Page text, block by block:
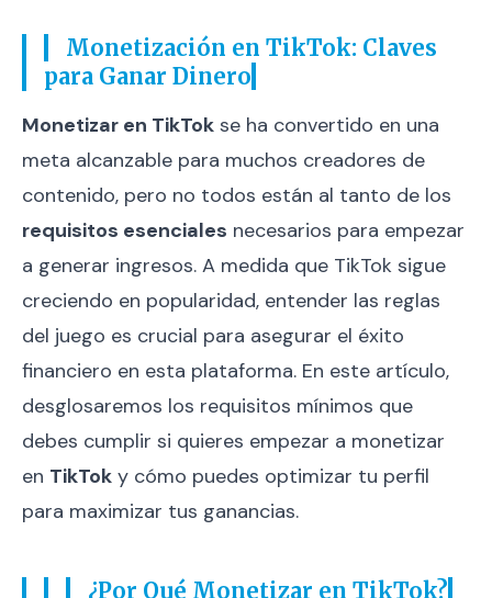
Monetización en TikTok: Claves
para Ganar Dinero
Monetizar en TikTok se ha convertido en una
meta alcanzable para muchos creadores de
contenido, pero no todos están al tanto de los
requisitos esenciales necesarios para empezar
a generar ingresos. A medida que TikTok sigue
creciendo en popularidad, entender las reglas
del juego es crucial para asegurar el éxito
financiero en esta plataforma. En este artículo,
desglosaremos los requisitos mínimos que
debes cumplir si quieres empezar a monetizar
en TikTok y cómo puedes optimizar tu perfil
para maximizar tus ganancias.
¿Por Qué Monetizar en TikTok?